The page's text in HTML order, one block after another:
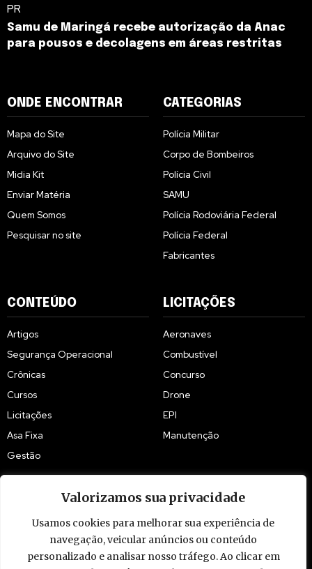
Valorizamos sua privacidade
Usamos cookies para melhorar sua experiência de
navegação, veicular anúncios ou conteúdo
personalizado e analisar nosso tráfego. Ao clicar em
PR
Samu de Maringá recebe autorização da Anac
para pousos e decolagens em áreas restritas
ONDE ENCONTRAR
Mapa do Site
Arquivo do Site
Midia Kit
Enviar Matéria
Quem Somos
Pesquisar no site
CATEGORIAS
Polícia Militar
Corpo de Bombeiros
Polícia Civil
SAMU
Polícia Rodoviária Federal
Polícia Federal
Fabricantes
CONTEÚDO
Artigos
Segurança Operacional
Crônicas
Cursos
Licitações
Asa Fixa
Gestão
LICITAÇÕES
Aeronaves
Combustível
Concurso
Drone
EPI
Manutenção
© 2009 - 2026 Piloto Policial. Todos os direitos reservados. Brasil.